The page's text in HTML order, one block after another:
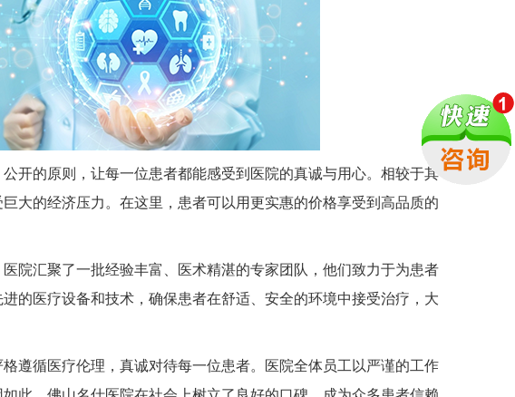
的原则，让每一位患者都能感受到医院的真诚与用心。相较于其
大的经济压力。在这里，患者可以用更实惠的价格享受到高品质的
汇聚了一批经验丰富、医术精湛的专家团队，他们致力于为患者
的医疗设备和技术，确保患者在舒适、安全的环境中接受治疗，大
循医疗伦理，真诚对待每一位患者。医院全体员工以严谨的工作